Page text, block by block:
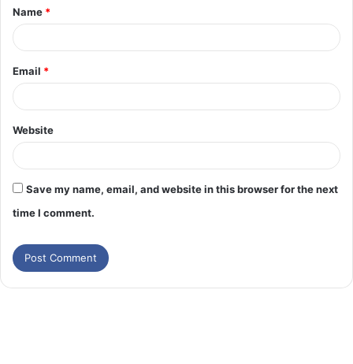
Name *
Email *
Website
Save my name, email, and website in this browser for the next
time I comment.